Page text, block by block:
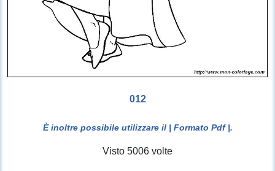
012
È inoltre possibile utilizzare il | Formato Pdf |.
Visto 5006 volte